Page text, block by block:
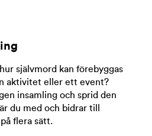
självmord kan förebyggas
aktivitet eller ett event?
insamling och sprid den
du med och bidrar till
flera sätt.